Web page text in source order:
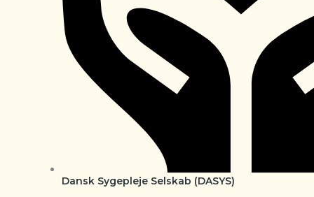
Dansk Sygepleje Selskab (DASYS)